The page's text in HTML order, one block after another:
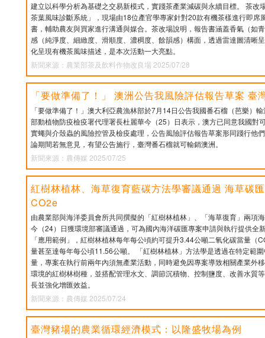
建立以科學分析為基礎之交易新模式，實踐茶產業減碳與永續目標。 茶改
茶葉風味診斷系統」，現場由18位產官學專家針對20款有機茶樣進行即席
書，輔助農友與買家進行溝通與媒合。茶改場說明，報告書涵蓋香氣（如
感（純淨度、細緻度、滑順度、濃稠度、餘韻感）構面，透過雷達圖清晰
化呈現有機茶風味描述，是本次活動一大亮點。
新聞來源：農業部茶及飲料作物改良場 2025/07/28
「要做準備了！」 澳洲公告我風險評估報告草案 臺
「要做準備了！」澳大利亞農漁林部於7月14日公告我國番石榴（芭樂）
部動植物防疫檢疫署代理署長杜麗華今（25）日表示，澳方已同意我國對
實蠅與介殼蟲的風險控管及檢疫處理，公告風險評估報告草案形同踐行他
論期間若無意見，有望公告施行，臺灣番石榴就可輸銷澳洲。
新聞來源：農傳媒 2025/07/25
紅樹林植林、海草復育藍碳方法學審議通過 海草碳
CO2e
由農業部與海洋委員會所共同撰擬的「紅樹林植林」、「海草復育」兩項
今（24）日獲環境部審議通過，可為國內海洋碳匯專案申請與執行提供全
「應用範例」，紅樹林植林每年每公頃約可提升3.44公噸二氧化碳當量（
量甚至達每年每公頃11.56公噸。 「紅樹林植林」方法學是透過在特定範
量，專案在執行前兩年內須無產業活動，同時避免因專案導致相關產業外
環境的紅樹林樹種，並搭配管理水文、調節沉積物、控制鹽度、改善水質
長並強化增匯效益。
新聞來源：農傳媒 2025/07/24
臺灣豬場的農業循環經濟模式：以隆盛牧場為例